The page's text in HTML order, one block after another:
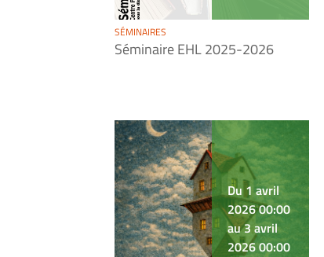
SÉMINAIRES
Séminaire EHL 2025-2026
Du 1 avril
2026 00:00
au 3 avril
2026 00:00